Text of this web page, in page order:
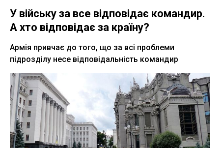
У війську за все відповідає командир.
А хто відповідає за країну?
Армія привчає до того, що за всі проблеми
підрозділу несе відповідальність командир